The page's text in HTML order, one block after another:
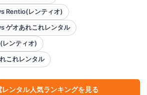
Rentio(レンティオ)
ゲオあれこれレンタル
レンティオ)
これレンタル
レンタル人気ランキングを見る